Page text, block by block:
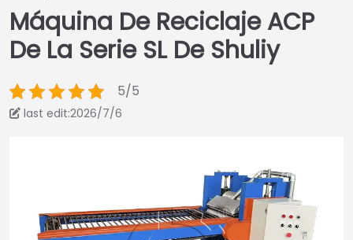
Máquina De Reciclaje ACP
De La Serie SL De Shuliy
5/5
last edit:2026/7/6